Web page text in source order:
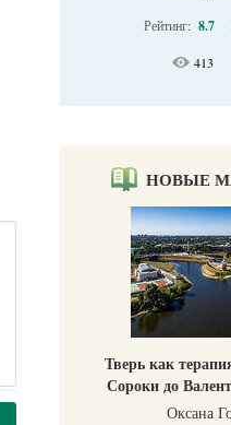
Рейтинг: 8.7
413
НОВЫЕ
Тверь как
Сороки до
Оксана